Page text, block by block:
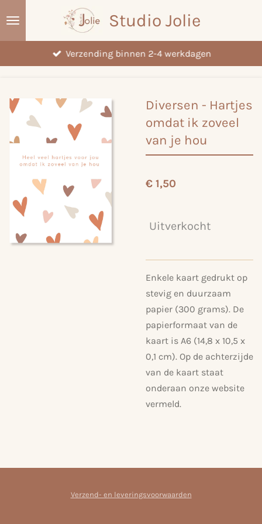
Studio Jolie
Verzending binnen 2-4 werkdagen
Diversen - Hartjes
omdat ik zoveel
van je hou
€ 1,50
Uitverkocht
Enkele kaart gedrukt op
stevig en duurzaam
papier (300 grams). De
papierformaat van de
kaart is A6 (14,8 x 10,5 x
0,1 cm). Op de achterzijde
van de kaart staat
onderaan onze website
vermeld.
Verzend- en leveringsvoorwaarden